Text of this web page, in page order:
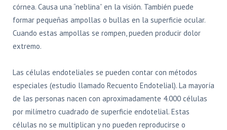
córnea. Causa una “neblina” en la visión. También puede
formar pequeñas ampollas o bullas en la superficie ocular.
Cuando estas ampollas se rompen, pueden producir dolor
extremo.
Las células endoteliales se pueden contar con métodos
especiales (estudio llamado Recuento Endotelial). La mayoría
de las personas nacen con aproximadamente 4.000 células
por milímetro cuadrado de superficie endotelial. Estas
células no se multiplican y no pueden reproducirse o